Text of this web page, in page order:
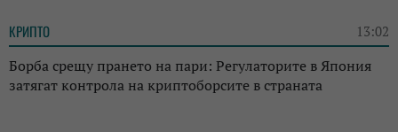
КРИПТО 13:02
Борба срещу прането на пари: Регулаторите в Япония
затягат контрола на криптоборсите в страната